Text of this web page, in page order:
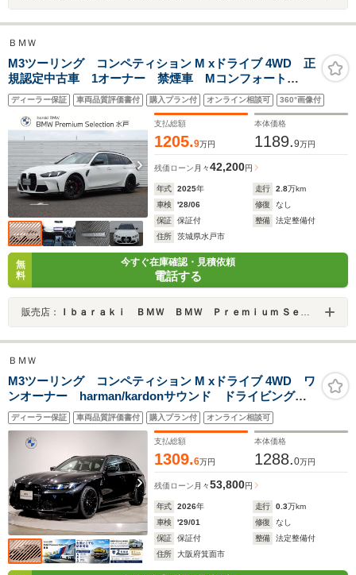
ＢＭＷ
M3ツーリング コンペティション M xドライブ 4WD 正
規認定中古車 1オーナー 禁煙車 Mコンフォート
PKG ステアリングホイールヒーター アコースティッ
クガラス ラゲージコンパートメントPKG アクティブ
ベンチレーションシート パーキングアシストプラス
TV
ディーラー保証 車両品質評価書付 購入プラン付 オンライン相談可 360°画像付
支払総額
1205.9万円
本体価格
1189.9万円
残価ローン 月々42,200円
年式 2025年 走行 2.8万km
車検
'28/06 修復
なし
保証
保証付 整備
法定整備付
住所
茨城県水戸市
無
料
今すぐ在庫確認・見積依頼
電話する
販売店： Ｉｂａｒａｋｉ ＢＭＷ ＢＭＷ Ｐｒｅｍｉｕｍ Ｓｅｌｅｃｔｉｏｎ 水戸／（株）モトーレンレピオ
ＢＭＷ
M3ツーリング コンペティション M xドライブ 4WD ワ
ンオーナー harman/kardonサウンド ドライビングア
シストプロフェッショナル ブラックメリノレザーシー
ト ワイヤレス充電 追従型クルコン ヘッドアップデ
ィスプレイ 電動テールゲート 19/20アルミホイール
ディーラー保証 車両品質評価書付 購入プラン付 オンライン相談可
支払総額
1309.6万円
本体価格
1288.0万円
残価ローン 月々53,800円
年式 2026年 走行 0.3万km
車検
'29/01 修復
なし
保証
保証付 整備
法定整備付
住所
大阪府箕面市